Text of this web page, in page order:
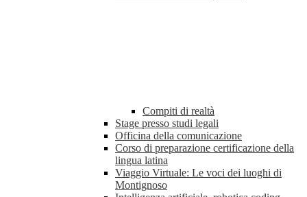
Compiti di realtà
Stage presso studi legali
Officina della comunicazione
Corso di preparazione certificazione della
lingua latina
Viaggio Virtuale: Le voci dei luoghi di
Montignoso